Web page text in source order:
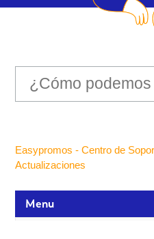
Easypromos - Centro de
Actualizaciones
Menu